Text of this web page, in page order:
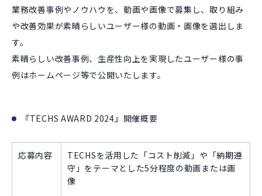
業務改善事例やノウハウを、動画や画像で募集し、取り組み
や改善効果が素晴らしいユーザー様の動画・画像を選出しま
す。
素晴らしい改善事例、生産性向上を実現したユーザー様の事
例はホームページ等で公開いたします。
『TECHS AWARD 2024』開催概要
応募内容
TECHSを活用した「コスト削減」や「納期遵
守」をテーマとした5分程度の動画または画
像